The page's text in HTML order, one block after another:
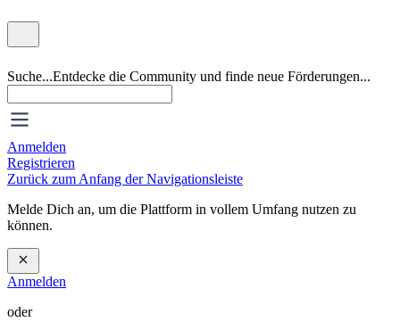
Suche...Entdecke die Community und finde neue Förderungen...
Anmelden
Registrieren
Zurück zum Anfang der Navigationsleiste
Melde Dich an, um die Plattform in vollem Umfang nutzen zu
können.
Anmelden
oder